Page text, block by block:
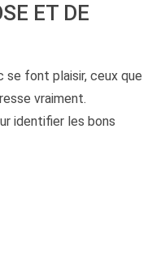
ET DE
se font plaisir, ceux que
vraiment.
identifier les bons